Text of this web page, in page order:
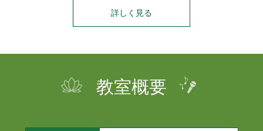
詳しく見る
教室概要